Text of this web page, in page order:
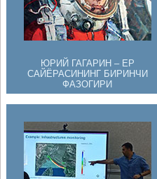
ЮРИЙ ГАГАРИН – ЕР
САЙЁРАСИНИНГ БИРИНЧИ
ФАЗОГИРИ